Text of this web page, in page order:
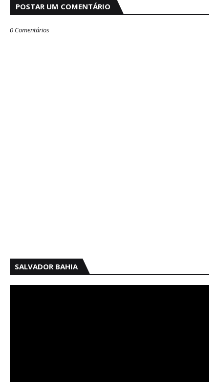
POSTAR UM COMENTÁRIO
0 Comentários
SALVADOR BAHIA